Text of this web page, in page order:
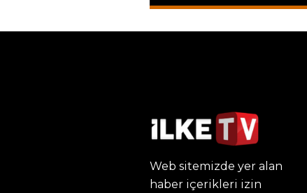
Web sitemizde yer alan
haber içerikleri izin